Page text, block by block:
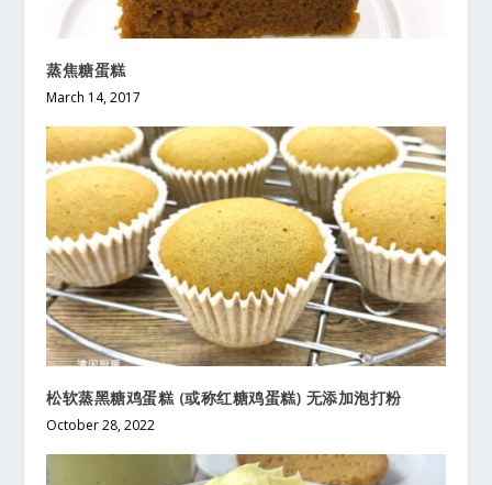
蒸焦糖蛋糕
March 14, 2017
松软蒸黑糖鸡蛋糕 (或称红糖鸡蛋糕) 无添加泡打粉
October 28, 2022